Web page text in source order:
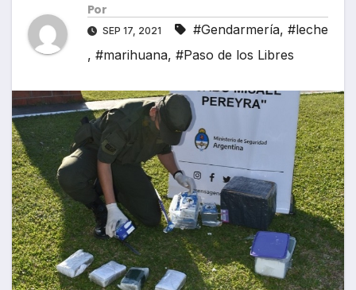
Por
SEP 17, 2021 #Gendarmería, #leche
, #marihuana, #Paso de los Libres